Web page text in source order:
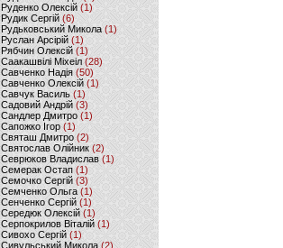
Руденко Олексій(1)
Рудик Сергій(6)
Рудьковський Микола (1)
Руслан Арсірій(1)
Рябчин Олексій (1)
Саакашвілі Міхеіл(28)
Савченко Надія (50)
Савченко Олексій(1)
Савчук Василь (1)
Садовий Андрій (3)
Сандлер Дмитро(1)
Сапожко Ігор(1)
Святаш Дмитро (2)
Святослав Олійник (2)
Севрюков Владислав (1)
Семерак Остап (1)
Семочко Сергій (3)
Семченко Ольга (1)
Сенченко Сергій(1)
Середюк Олексій(1)
Серпокрилов Віталій(1)
Сивохо Сергій(1)
Сивульський Микола(2)